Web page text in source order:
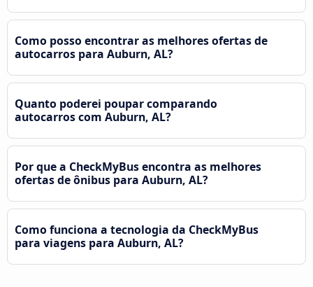
Como posso encontrar as melhores ofertas de
autocarros para Auburn, AL?
Quanto poderei poupar comparando
autocarros com Auburn, AL?
Por que a CheckMyBus encontra as melhores
ofertas de ônibus para Auburn, AL?
Como funciona a tecnologia da CheckMyBus
para viagens para Auburn, AL?